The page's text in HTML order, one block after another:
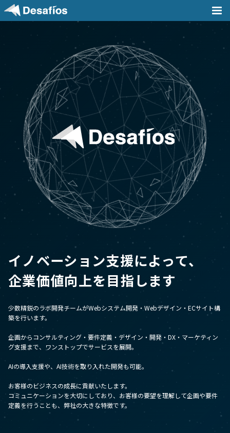
事業内容
採用情報
実績
ニュース / ブログ
DX支援記事
English Site
お問い合わせ
イノベーション支援によって、
企業価値向上を目指します
少数精鋭のラボ開発チームがWebシステム開発・Webデザイン・ECサイト構
築を行います。
企画からコンサルティング・要件定義・デザイン・開発・DX・マーケティン
グ支援まで、
ワンストップでサービスを展開。
AIの導入支援や、AI技術を取り入れた開発も可能。
お客様のビジネスの成長に貢献いたします。
コミュニケーションを大切にしており、お客様の要望を理解して企画や要件
定義を行うことも、 弊社の大きな特徴です。